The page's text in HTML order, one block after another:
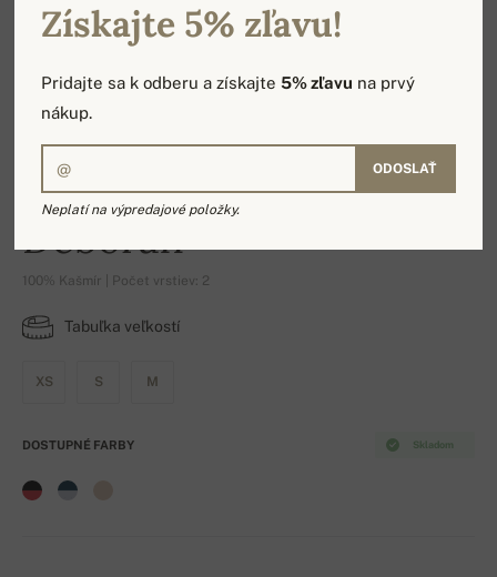
Deborah
100% Kašmír | Počet vrstiev: 2
Tabuľka veľkostí
XS S M
Skladom
DOSTUPNÉ FARBY
Získajte 5% zľavu!
Pridajte sa k odberu a získajte5% zľavu na prvý
nákup.
ODOSLAŤ
Neplatí na výpredajové položky.